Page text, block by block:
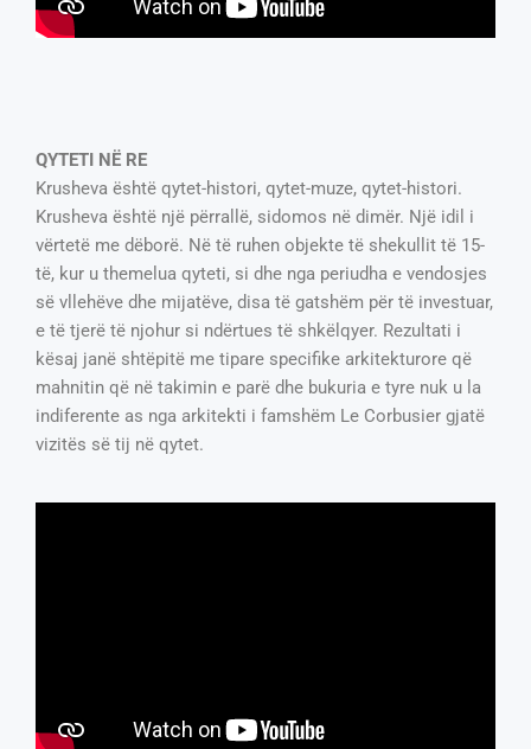
QYTETI NË RE
Krusheva është qytet-histori, qytet-muze, qytet-histori.
Krusheva është një përrallë, sidomos në dimër. Një idil i
vërtetë me dëborë. Në të ruhen objekte të shekullit të 15-
të, kur u themelua qyteti, si dhe nga periudha e vendosjes
së vllehëve dhe mijatëve, disa të gatshëm për të investuar,
e të tjerë të njohur si ndërtues të shkëlqyer. Rezultati i
kësaj janë shtëpitë me tipare specifike arkitekturore që
mahnitin që në takimin e parë dhe bukuria e tyre nuk u la
indiferente as nga arkitekti i famshëm Le Corbusier gjatë
vizitës së tij në qytet.